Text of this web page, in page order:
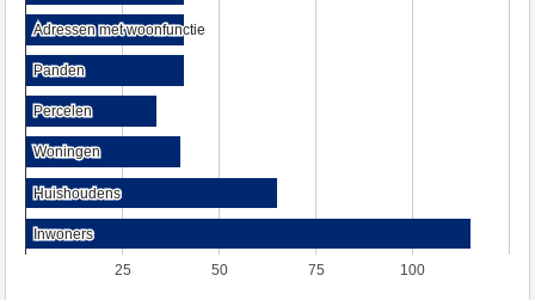
25 50 75 100
Adressen met woonfunctie
Adressen met woonfunctie
Panden
Panden
Percelen
Percelen
Woningen
Woningen
Huishoudens
Huishoudens
Inwoners
Inwoners